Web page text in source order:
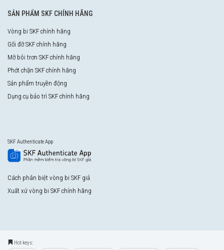
SẢN PHẨM SKF CHÍNH HÃNG
Vòng bi SKF chính hãng
Gối đỡ SKF chính hãng
Mỡ bôi trơn SKF chính hãng
Phớt chặn SKF chính hãng
Sản phẩm truyền động
Dụng cụ bảo trì SKF chính hãng
SKF Authenticate App
Cách phân biệt vòng bi SKF giả
Xuất xứ vòng bi SKF chính hãng
Hot keys: